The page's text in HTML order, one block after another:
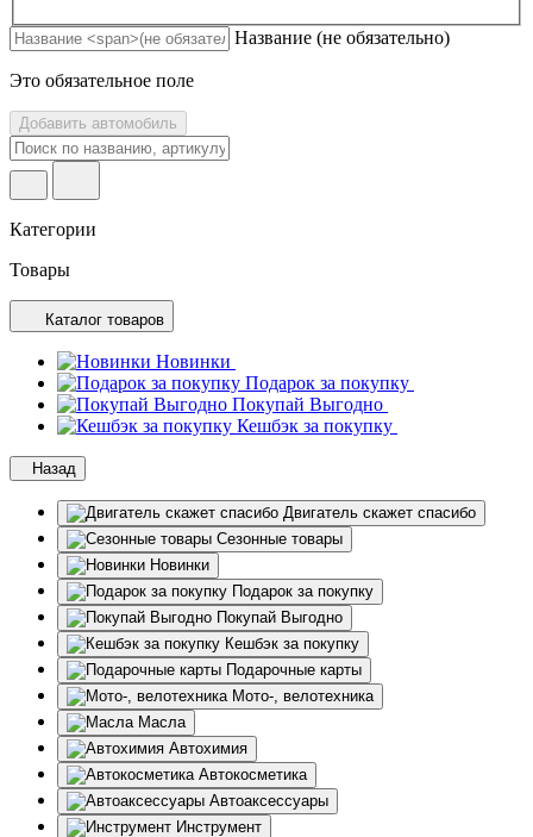
Название (не обязательно)
Это обязательное поле
Добавить автомобиль
Категории
Товары
Каталог товаров
Новинки
Подарок за покупку
Покупай Выгодно
Кешбэк за покупку
Назад
Двигатель скажет спасибо
Сезонные товары
Новинки
Подарок за покупку
Покупай Выгодно
Кешбэк за покупку
Подарочные карты
Мото-, велотехника
Масла
Автохимия
Автокосметика
Автоаксессуары
Инструмент